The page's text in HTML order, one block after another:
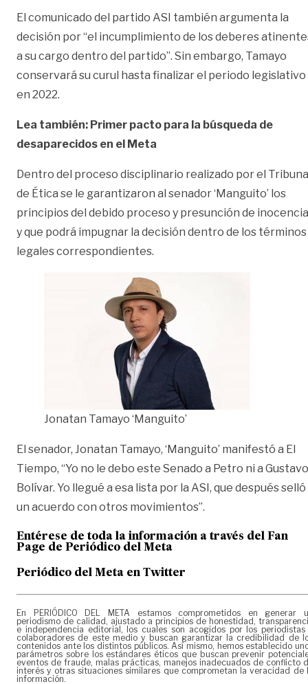
El comunicado del partido ASI también argumenta la
decisión por “el incumplimiento de los deberes
a su cargo dentro del partido”. Sin embargo, Tamayo
conservará su curul hasta finalizar el periodo legislativo
en 2022.
Lea también: Primer pacto para la búsqueda de
desaparecidos en el Meta
Dentro del proceso disciplinario realizado por el
de Ética se le garantizaron al senador ‘Manguito’ los
principios del debido proceso y presunción de
y que podrá impugnar la decisión dentro de los términos
legales correspondientes.
Jonatan Tamayo ‘Manguito’
El senador, Jonatan Tamayo, ‘Manguito’ manifestó a El
Tiempo, “Yo no le debo este Senado a Petro ni a Gustavo
Bolívar. Yo llegué a esa lista por la ASI, que después selló
un acuerdo con otros movimientos”.
Entérese de toda la información a través del Fan
Page de Periódico del Meta
Periódico del Meta en Twitter
En PERIÓDICO DEL META estamos comprometidos en generar
periodismo de calidad, ajustado a principios de honestidad,
e independencia editorial, los cuales son acogidos por los periodistas
colaboradores de este medio y buscan garantizar la credibilidad de
contenidos ante los distintos públicos. Así mismo, hemos establecido
parámetros sobre los estándares éticos que buscan prevenir
eventos de fraude, malas prácticas, manejos inadecuados de conflicto
interés y otras situaciones similares que comprometan la veracidad de
información.